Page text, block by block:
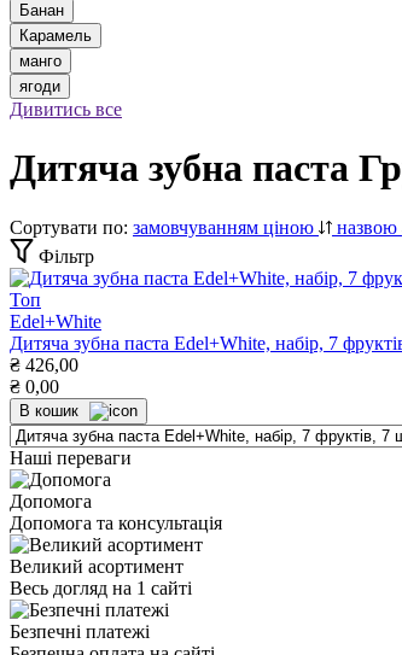
Банан
Карамель
манго
ягоди
Дивитись все
Дитяча зубна паста
Сортувати по: замовчуванням ціною назвою
Фільтр
Топ
Edel+White
Дитяча зубна паста Edel+White, набір, 7
₴ 426,00
₴ 0,00
В кошик
Наші переваги
Допомога
Допомога та консультація
Великий асортимент
Весь догляд на 1 сайті
Безпечні платежі